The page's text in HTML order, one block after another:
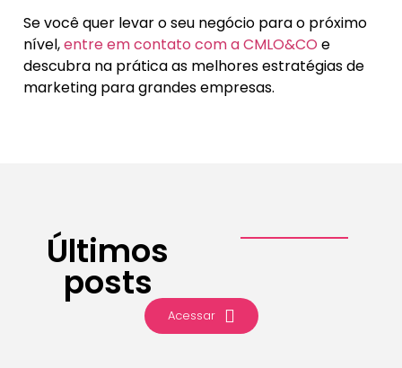
Se você quer levar o seu negócio para o próximo
nível,entre em contato com a CMLO&CO e
descubra na prática as melhores estratégias de
marketing para grandes empresas.
Últimos
posts
Acessar